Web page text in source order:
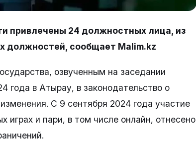
привлечены 24 должностных лица, из
должностей, сообщает Malim.kz
озвученным на заседании
года в Атырау, в законодательство о
С 9 сентября 2024 года участие
играх и пари, в том числе онлайн, отнесено